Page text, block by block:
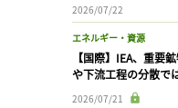
2026/07/22
エネルギー・資源
【国際】IEA、重要
や下流工程の分散で
2026/07/21